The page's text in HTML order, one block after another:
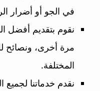
في الجو أو أضرار
نقوم بتقديم أفضل
مرة أخرى، ونصائح
المختلفة.
نقدم خدماتنا لجميع